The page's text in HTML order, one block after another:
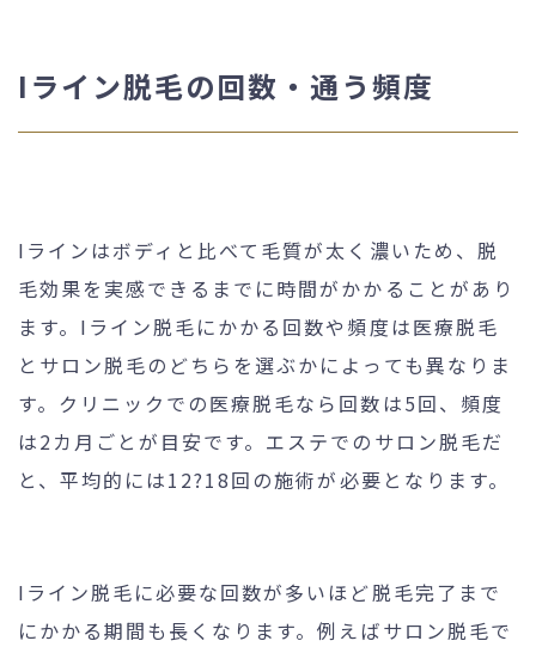
Iライン脱毛の回数・通う頻度
Iラインはボディと比べて毛質が太く濃いため、脱
毛効果を実感できるまでに時間がかかることがあり
ます。Iライン脱毛にかかる回数や頻度は医療脱毛
とサロン脱毛のどちらを選ぶかによっても異なりま
す。クリニックでの医療脱毛なら回数は5回、頻度
は2カ月ごとが目安です。エステでのサロン脱毛だ
と、平均的には12?18回の施術が必要となります。
Iライン脱毛に必要な回数が多いほど脱毛完了まで
にかかる期間も長くなります。例えばサロン脱毛で